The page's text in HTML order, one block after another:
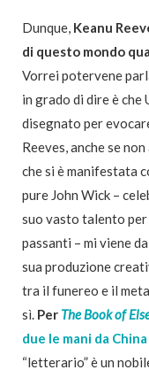
Dunque, Keanu
di questo mondo
Vorrei potervene
in grado di dire è
disegnato per
Reeves, anche se
che si è manifestata
pure John Wick –
suo vasto talento per
passanti – mi viene
sua produzione
tra il funereo e il
sì. Per The Book of
due le mani da
“letterario” è un